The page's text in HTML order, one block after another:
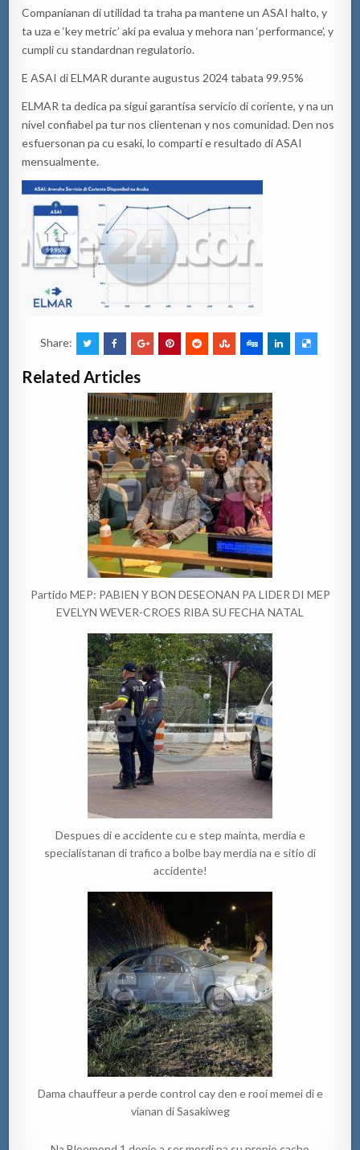
Companianan di utilidad ta traha pa mantene un ASAI halto, y
ta uza e ‘key metric’ aki pa evalua y mehora nan ‘performance’, y
cumpli cu standardnan regulatorio.
E ASAI di ELMAR durante augustus 2024 tabata 99.95%
ELMAR ta dedica pa sigui garantisa servicio di coriente, y na un
nivel confiabel pa tur nos clientenan y nos comunidad. Den nos
esfuersonan pa cu esaki, lo comparti e resultado di ASAI
mensualmente.
Share:
Related Articles
Partido MEP: PABIEN Y BON DESEONAN PA LIDER DI MEP
EVELYN WEVER-CROES RIBA SU FECHA NATAL
Despues di e accidente cu e step mainta, merdia e
specialistanan di trafico a bolbe bay merdia na e sitio di
accidente!
Dama chauffeur a perde control cay den e rooi memei di e
vianan di Sasakiweg